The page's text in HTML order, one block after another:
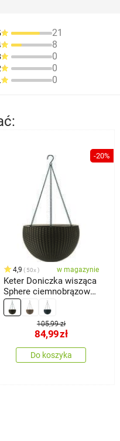
21
8
0
0
0
-20%
4,9 50x w magazynie
Keter Doniczka wisząca
Sphere ciemnobrązowy,
śr. 35 cm
105,99 zł
84,99zł
Do koszyka